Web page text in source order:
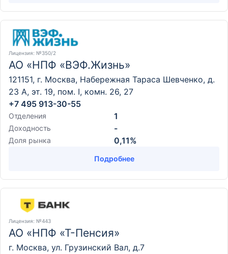
Лицензия: №350/2
АО «НПФ «ВЭФ.Жизнь»
121151, г. Москва, Набережная Тараса Шевченко, д.
23 А, эт. 19, пом. I, комн. 26, 27
+7 495 913-30-55
Отделения 1
Доходность -
Доля рынка 0,11%
Подробнее
Лицензия: №443
АО «НПФ «Т-Пенсия»
г. Москва, ул. Грузинский Вал, д.7